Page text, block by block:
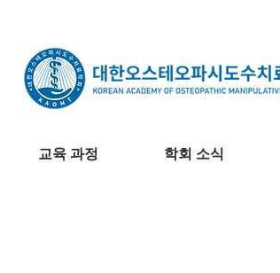
교육 과정 학회 소식